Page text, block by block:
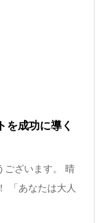
を成功に導く
ございます。 晴
「あなたは大人